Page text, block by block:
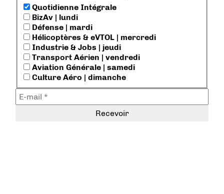
Quotidienne Intégrale
BizAv | lundi
Défense | mardi
Hélicoptères & eVTOL | mercredi
Industrie & Jobs | jeudi
Transport Aérien | vendredi
Aviation Générale | samedi
Culture Aéro | dimanche